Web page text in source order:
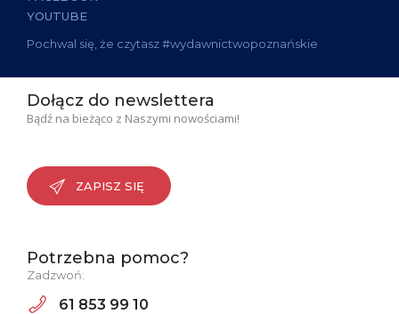
YOUTUBE
Pochwal się, że czytasz #wydawnictwopoznańskie
Dołącz do newslettera
Bądź na bieżąco z Naszymi nowościami!
ZAPISZ SIĘ
Potrzebna pomoc?
Zadzwoń:
61 853 99 10